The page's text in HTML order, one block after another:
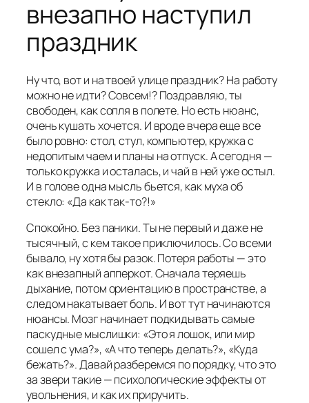
внезапно наступил
праздник
Ну что, вот и на твоей улице праздник? На работу
можно не идти? Совсем!? Поздравляю, ты
свободен, как сопля в полете. Но есть нюанс,
очень кушать хочется. И вроде вчера еще все
было ровно: стол, стул, компьютер, кружка с
недопитым чаем и планы на отпуск. А сегодня —
только кружка и осталась, и чай в ней уже остыл.
И в голове одна мысль бьется, как муха об
стекло: «Да как так-то?!»
Спокойно. Без паники. Ты не первый и даже не
тысячный, с кем такое приключилось. Со всеми
бывало, ну хотя бы разок. Потеря работы — это
как внезапный апперкот. Сначала теряешь
дыхание, потом ориентацию в пространстве, а
следом накатывает боль. И вот тут начинаются
нюансы. Мозг начинает подкидывать самые
паскудные мыслишки: «Это я лошок, или мир
сошел с ума?», «А что теперь делать?», «Куда
бежать?». Давай разберемся по порядку, что это
за звери такие — психологические эффекты от
увольнения, и как их приручить.